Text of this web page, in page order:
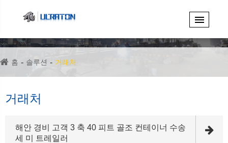
홈 솔루션 거래처
거래처
해안 경비 고객 3 축 40 피트 골조 컨테이너 수송
세 미 트레일러